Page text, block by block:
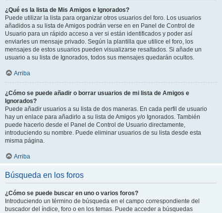
¿Qué es la lista de Mis Amigos e Ignorados?
Puede utilizar la lista para organizar otros usuarios del foro. Los usuarios
añadidos a su lista de Amigos podrán verse en en Panel de Control de
Usuario para un rápido acceso a ver si están identificados y poder así
enviarles un mensaje privado. Según la plantilla que utilice el foro, los
mensajes de estos usuarios pueden visualizarse resaltados. Si añade un
usuario a su lista de Ignorados, todos sus mensajes quedarán ocultos.
Arriba
¿Cómo se puede añadir o borrar usuarios de mi lista de Amigos e
Ignorados?
Puede añadir usuarios a su lista de dos maneras. En cada perfil de usuario
hay un enlace para añadirlo a su lista de Amigos y/o Ignorados. También
puede hacerlo desde el Panel de Control de Usuario directamente,
introduciendo su nombre. Puede eliminar usuarios de su lista desde esta
misma página.
Arriba
Búsqueda en los foros
¿Cómo se puede buscar en uno o varios foros?
Introduciendo un término de búsqueda en el campo correspondiente del
buscador del índice, foro o en los temas. Puede acceder a búsquedas